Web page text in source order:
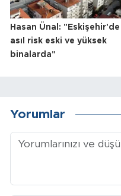
Hasan Ünal: "Eskişehir'de
asıl risk eski ve yüksek
binalarda"
Yorumlar